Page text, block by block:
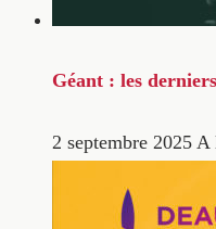
Géant : les
2 septembre 2025 A